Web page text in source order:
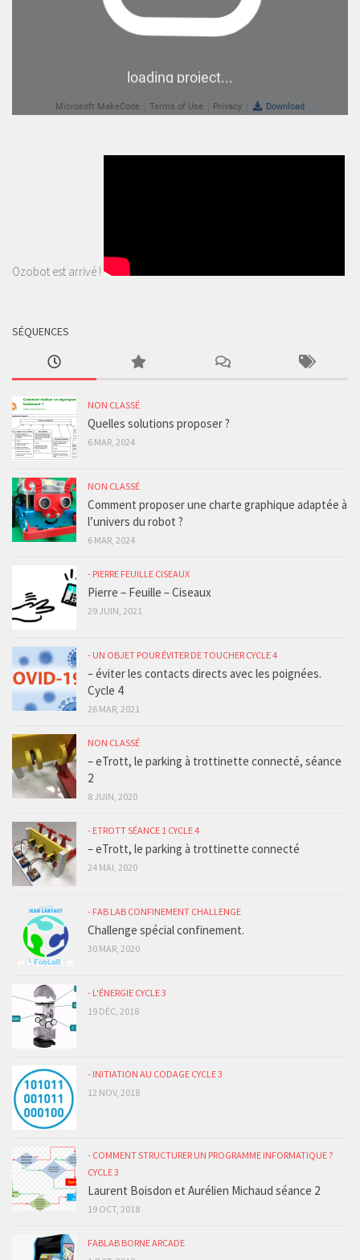
Ozobot est arrivé !
SÉQUENCES
NON CLASSÉ
Quelles solutions proposer ?
6 MAR, 2024
NON CLASSÉ
Comment proposer une charte graphique adaptée à
l’univers du robot ?
6 MAR, 2024
- PIERRE FEUILLE CISEAUX
Pierre – Feuille – Ciseaux
29 JUIN, 2021
- UN OBJET POUR ÉVITER DE TOUCHER CYCLE 4
– éviter les contacts directs avec les poignées.
Cycle 4
26 MAR, 2021
NON CLASSÉ
– eTrott, le parking à trottinette connecté, séance
2
8 JUIN, 2020
- ETROTT SÉANCE 1 CYCLE 4
– eTrott, le parking à trottinette connecté
24 MAI, 2020
- FAB LAB CONFINEMENT CHALLENGE
Challenge spécial confinement.
30 MAR, 2020
- L'ÉNERGIE CYCLE 3
19 DÉC, 2018
- INITIATION AU CODAGE CYCLE 3
12 NOV, 2018
- COMMENT STRUCTURER UN PROGRAMME INFORMATIQUE ?
CYCLE 3
Laurent Boisdon et Aurélien Michaud séance 2
19 OCT, 2018
FABLAB BORNE ARCADE